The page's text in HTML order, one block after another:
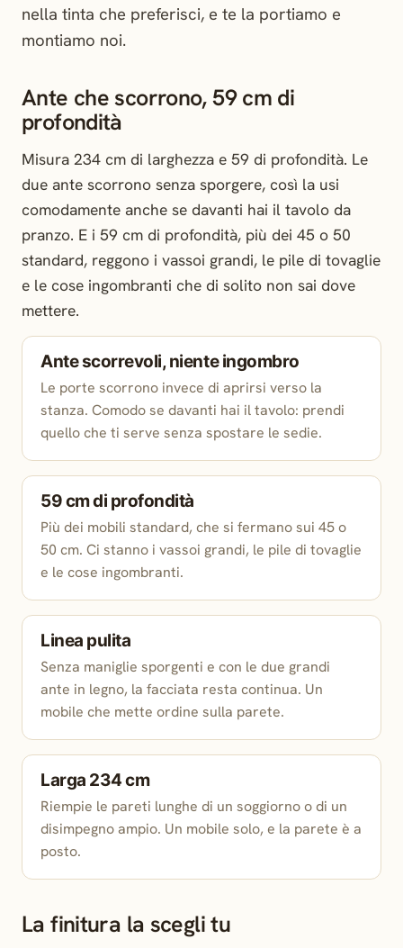
nella tinta che preferisci, e te la portiamo e
montiamo noi.
Ante che scorrono, 59 cm di
profondità
Misura 234 cm di larghezza e 59 di profondità. Le
due ante scorrono senza sporgere, così la usi
comodamente anche se davanti hai il tavolo da
pranzo. E i 59 cm di profondità, più dei 45 o 50
standard, reggono i vassoi grandi, le pile di tovaglie
e le cose ingombranti che di solito non sai dove
mettere.
Ante scorrevoli, niente ingombro
Le porte scorrono invece di aprirsi verso la
stanza. Comodo se davanti hai il tavolo: prendi
quello che ti serve senza spostare le sedie.
59 cm di profondità
Più dei mobili standard, che si fermano sui 45 o
50 cm. Ci stanno i vassoi grandi, le pile di tovaglie
e le cose ingombranti.
Linea pulita
Senza maniglie sporgenti e con le due grandi
ante in legno, la facciata resta continua. Un
mobile che mette ordine sulla parete.
Larga 234 cm
Riempie le pareti lunghe di un soggiorno o di un
disimpegno ampio. Un mobile solo, e la parete è a
posto.
La finitura la scegli tu